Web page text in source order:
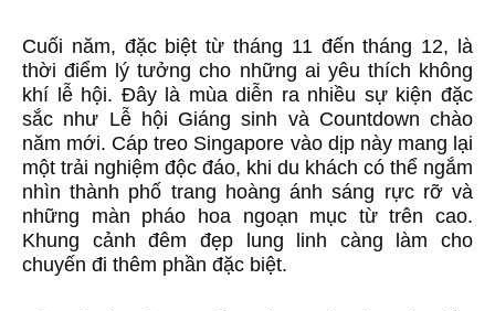
Cuối năm, đặc biệt từ tháng 11 đến tháng 12, là
thời điểm lý tưởng cho những ai yêu thích không
khí lễ hội. Đây là mùa diễn ra nhiều sự kiện đặc
sắc như Lễ hội Giáng sinh và Countdown chào
năm mới. Cáp treo Singapore vào dịp này mang lại
một trải nghiệm độc đáo, khi du khách có thể ngắm
nhìn thành phố trang hoàng ánh sáng rực rỡ và
những màn pháo hoa ngoạn mục từ trên cao.
Khung cảnh đêm đẹp lung linh càng làm cho
chuyến đi thêm phần đặc biệt.